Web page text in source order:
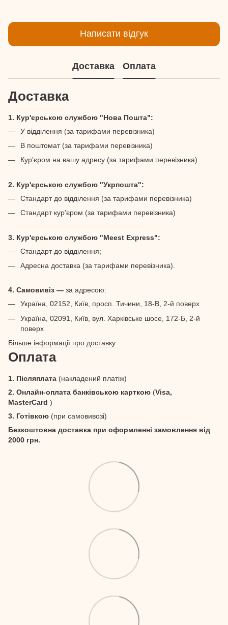
Написати відгук
Доставка Оплата
Доставка
1. Кур'єрською службою "Нова Пошта":
У відділення (за тарифами перевізника)
В поштомат (за тарифами перевізника)
Кур’єром на вашу адресу (за тарифами перевізника)
2. Кур'єрською службою "Укрпошта":
Стандарт до відділення (за тарифами перевізника)
Стандарт кур'єром (за тарифами перевізника)
3. Кур'єрською службою "Meest Express":
Стандарт до відділення;
Адресна доставка (за тарифами перевізника).
4. Самовивіз — за адресою:
Україна, 02152, Київ, просп. Тичини, 18-В, 2-й поверх
Україна, 02091, Київ, вул. Харківське шосе, 172-Б, 2-й
поверх
Більше інформації про доставку
Оплата
1. Післяплата (накладений платіж)
2. Онлайн-оплата банківською карткою (Visa,
MasterCard )
3. Готівкою (при самовивозі)
Безкоштовна доставка при оформленні замовлення від
2000 грн.